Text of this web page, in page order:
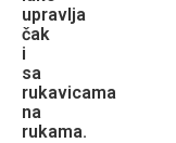
upravlja
čak
i
sa
rukavicama
na
rukama.